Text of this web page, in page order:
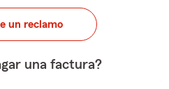
un reclamo
una factura?